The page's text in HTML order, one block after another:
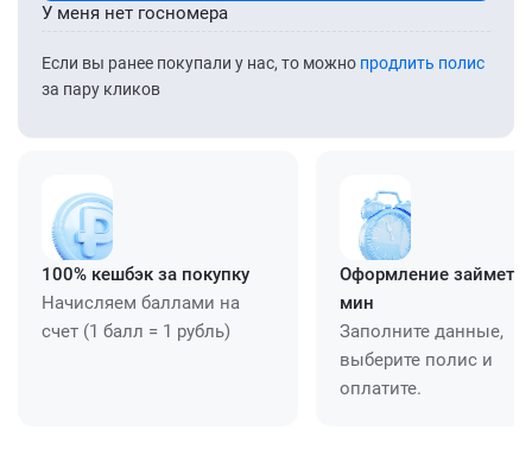
Если вы ранее покупали у нас, то можно продлить полис
за пару кликов
У меня нет госномера
100% кешбэк за покупку
Начисляем баллами на
счет (1 балл = 1 рубль)
Оформление займет
мин
Заполните данные,
выберите полис и
оплатите.